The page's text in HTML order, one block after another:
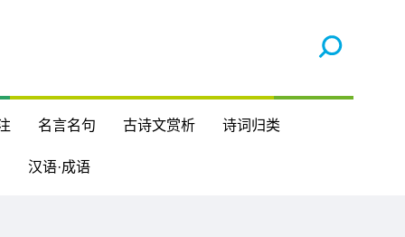
名言名句 古诗文赏析 诗词归类
汉语·成语